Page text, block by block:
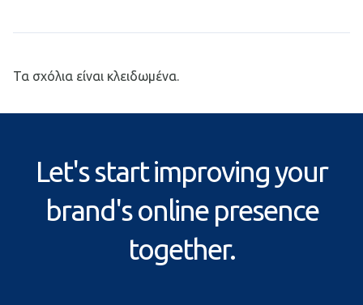
Τα σχόλια είναι κλειδωμένα.
Let's start improving your
brand's online presence
together.